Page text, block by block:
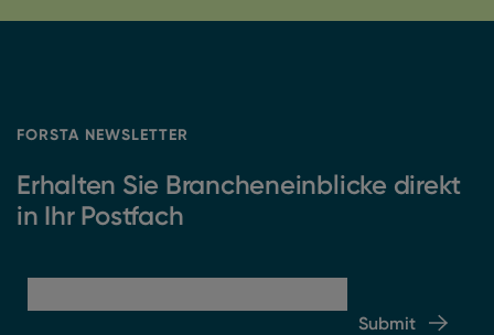
FORSTA NEWSLETTER
Erhalten Sie Brancheneinblicke direkt
in Ihr Postfach
Submit